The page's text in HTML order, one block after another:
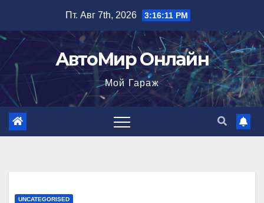
содержимому
Пт. Авг 7th, 2026 3:16:12 PM
АвтоМир Онлайн
Мой Гараж
UNCATEGORISED